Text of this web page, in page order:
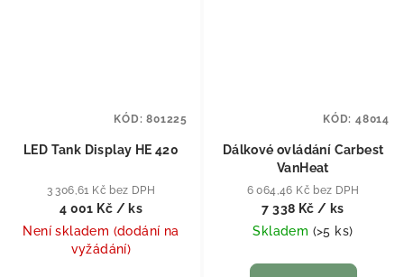
LED Tank Display HE 420
3 306,61 Kč bez DPH
4 001 Kč / ks
Není skladem (dodání na
vyžádání)
KÓD:801225
Dálkové ovládání Carbest
VanHeat
6 064,46 Kč bez DPH
7 338 Kč / ks
Skladem (>5 ks)
KÓD: 48014